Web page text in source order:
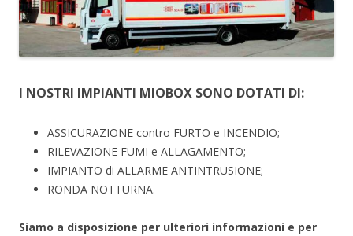
I NOSTRI IMPIANTI MIOBOX SONO DOTATI DI:
ASSICURAZIONE contro FURTO e INCENDIO;
RILEVAZIONE FUMI e ALLAGAMENTO;
IMPIANTO di ALLARME ANTINTRUSIONE;
RONDA NOTTURNA.
Siamo a disposizione per ulteriori informazioni e per